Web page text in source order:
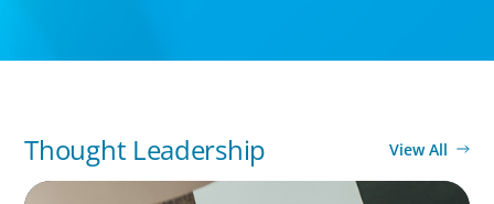
Thought Leadership View All
BLOG